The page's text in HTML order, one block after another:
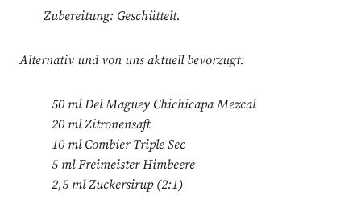
Zubereitung: Geschüttelt.
Alternativ und von uns aktuell bevorzugt:
50 ml Del Maguey Chichicapa Mezcal
20 ml Zitronensaft
10 ml Combier Triple Sec
5 ml Freimeister Himbeere
2,5 ml Zuckersirup (2:1)